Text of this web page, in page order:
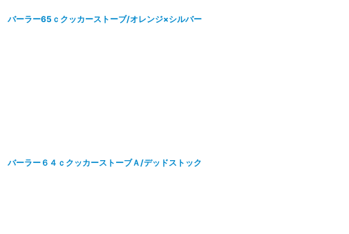
バーラー65ｃクッカーストーブ/オレンジ×シルバー
バーラー６４ｃクッカーストーブＡ/デッドストック